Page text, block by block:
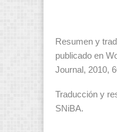
Resumen y
publicado en
Journal, 2010,
Traducción y
SNiBA.